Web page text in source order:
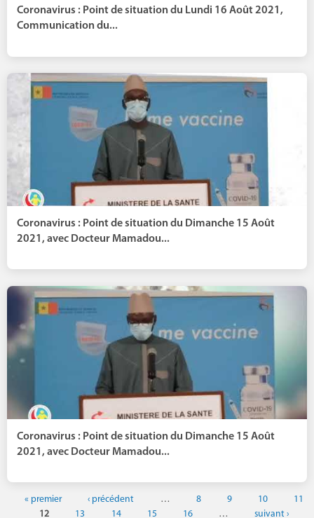
Coronavirus : Point de situation du Lundi 16 Août 2021,
Communication du...
Coronavirus : Point de situation du Dimanche 15 Août
2021, avec Docteur Mamadou...
Coronavirus : Point de situation du Dimanche 15 Août
2021, avec Docteur Mamadou...
« premier ‹ précédent … 8 9 10
11
12
13 14 15 16 … suivant ›